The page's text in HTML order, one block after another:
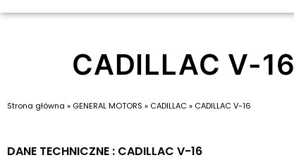
CADILLAC V-16
Strona główna » GENERAL MOTORS » CADILLAC » CADILLAC V-16
DANE TECHNICZNE : CADILLAC V-16